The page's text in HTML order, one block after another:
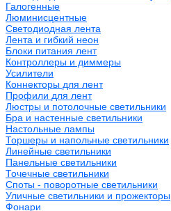
Галогенные
Люминисцентные
Светодиодная лента
Лента и гибкий неон
Блоки питания лент
Контроллеры и диммеры
Усилители
Коннекторы для лент
Профили для лент
Люстры и потолочные светильники
Бра и настенные светильники
Настольные лампы
Торшеры и напольные светильники
Линейные светильники
Панельные светильники
Точечные светильники
Споты - поворотные светильники
Уличные светильники и прожекторы
Фонари